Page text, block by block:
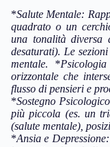
*Salute Mentale:
quadrato o un
una tonalità
desaturati). Le
mentale. *
orizzontale che
flusso di pensieri e
*Sostegno
più piccola (es. un
(salute mentale),
*Ansia e Depressione: